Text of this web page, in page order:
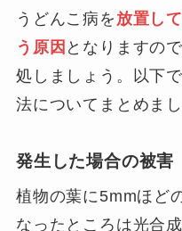
うどんこ病を 放置し
う原因 となりますの
処しましょう。以下
法についてまとめま
発生した場合の被害
植物の葉に5mmほど
なったところは光合